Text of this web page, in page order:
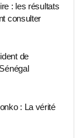
: les résultats
consulter
de
: La vérité